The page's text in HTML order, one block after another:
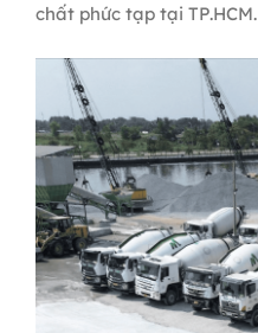
chất phức tạp tại TP.HCM.